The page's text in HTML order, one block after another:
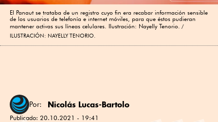
El Panaut se trataba de un registro cuyo fin era recabar información sensible
de los usuarios de telefonía e internet móviles, para que éstos pudieran
mantener activas sus líneas celulares. Ilustración: Nayelly Tenorio.
ILUSTRACIÓN: NAYELLY TENORIO.
Por: Nicolás Lucas-Bartolo
Publicado: 20.10.2021 - 19:41